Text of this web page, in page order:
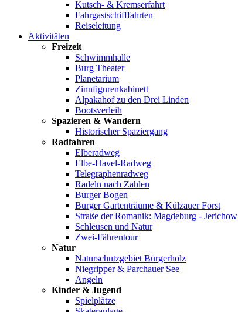
Kutsch- & Kremserfahrt
Fahrgastschifffahrten
Reiseleitung
Aktivitäten
Freizeit
Schwimmhalle
Burg Theater
Planetarium
Zinnfigurenkabinett
Alpakahof zu den Drei Linden
Bootsverleih
Spazieren & Wandern
Historischer Spaziergang
Radfahren
Elberadweg
Elbe-Havel-Radweg
Telegraphenradweg
Radeln nach Zahlen
Burger Bogen
Burger Gartenträume & Külzauer Forst
Straße der Romanik: Magdeburg - Jerichow
Schleusen und Natur
Zwei-Fährentour
Natur
Naturschutzgebiet Bürgerholz
Niegripper & Parchauer See
Angeln
Kinder & Jugend
Spielplätze